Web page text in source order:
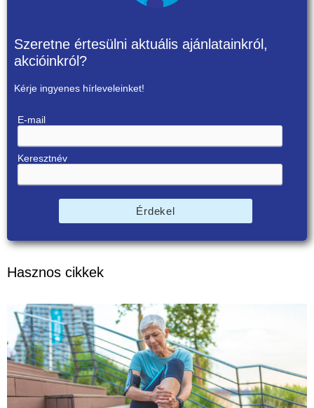
Szeretne értesülni aktuális ajánlatainkról,
akcióinkról?
Kérje ingyenes hírleveleinket!
E-mail
Keresztnév
Érdekel
Hasznos cikkek